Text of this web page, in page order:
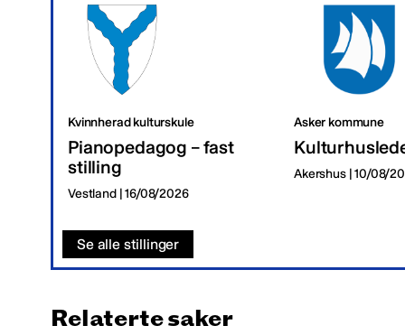
Kvinnherad kulturskule
Pianopedagog – fast
stilling
Vestland | 16/08/2026
Asker kommune
Akershus | 10/08/
Se alle stillinger
Relaterte saker